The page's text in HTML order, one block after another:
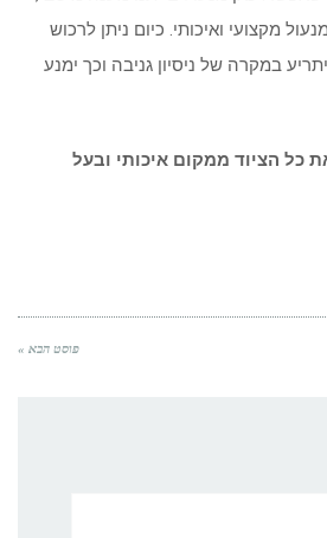
מקצועי ואיכותי. כיום ניתן לרכוש
במקרה של ניסיון גניבה וכך ימנע
כל הציוד ממקום איכותי ובעל
פוסט הבא »